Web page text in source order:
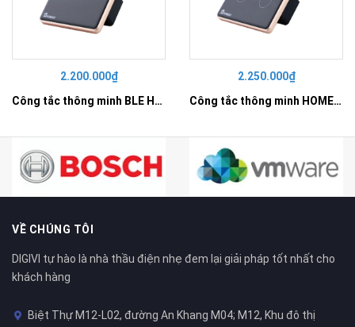
2.200.000₫
Công tắc thông minh BLE HOMEGY 3 nút NL kính phẳng
2.250.000₫
Công tắc thông minh HOMEGY BLE 4 nút NL kính phẳng
VỀ CHÚNG TÔI
DIGIVI tự hào là nhà thầu điện nhẹ đem lại giải pháp tốt nhất cho
khách hàng
Biệt Thự M12-L02, đường An Khang M04; M12, Khu đô thị